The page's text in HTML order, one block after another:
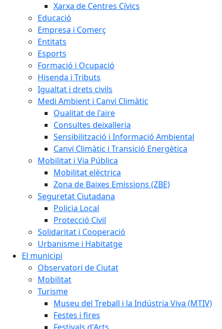
Xarxa de Centres Cívics
Educació
Empresa i Comerç
Entitats
Esports
Formació i Ocupació
Hisenda i Tributs
Igualtat i drets civils
Medi Ambient i Canvi Climàtic
Qualitat de l'aire
Consultes deixalleria
Sensibilització i Informació Ambiental
Canvi Climàtic i Transició Energètica
Mobilitat i Via Pública
Mobilitat elèctrica
Zona de Baixes Emissions (ZBE)
Seguretat Ciutadana
Policia Local
Protecció Civil
Solidaritat i Cooperació
Urbanisme i Habitatge
El municipi
Observatori de Ciutat
Mobilitat
Turisme
Museu del Treball i la Indústria Viva (MTIV)
Festes i fires